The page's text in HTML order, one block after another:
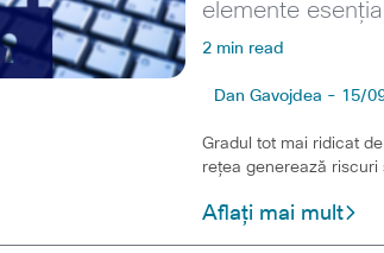
elemente
2 min read
Dan Gavojdea - 15/
Gradul tot mai ridicat
rețea generează riscuri
Aflați mai mult